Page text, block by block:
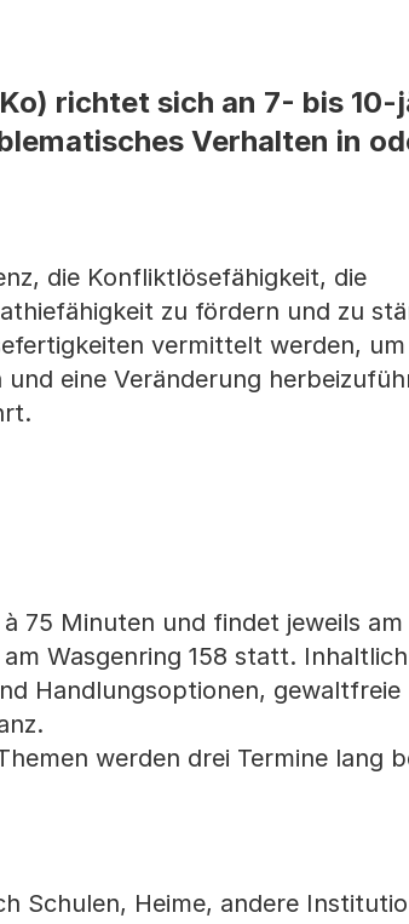
richtet sich an 7- bis 10-
Verhalten in
die Konfliktlösefähigkeit, die
zu fördern und zu
vermittelt werden, um
eine Veränderung
75 Minuten und findet jeweils am
Wasgenring 158 statt.
Handlungsoptionen, gewaltfreie
werden drei Termine lang
Schulen, Heime, andere